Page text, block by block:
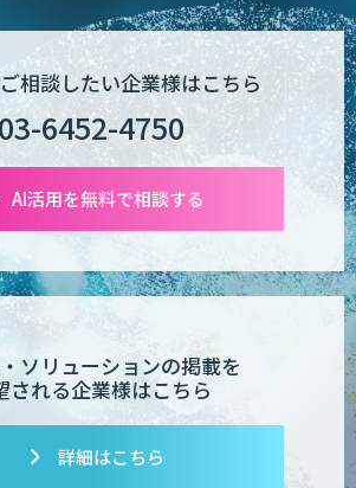
相談したい企業様はこちら
03-6452-4750
AI活用を無料で相談する
ソリューションの掲載を
される企業様はこちら
詳細はこちら